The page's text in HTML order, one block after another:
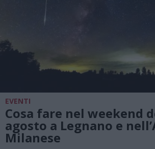
EVENTI
Cosa fare nel weekend
agosto a Legnano e
Milanese